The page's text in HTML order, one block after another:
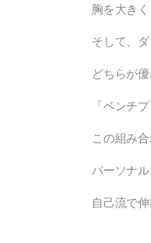
胸を大き
そして、
どちらが
「ベンチ
この組み
パーソナ
自己流で